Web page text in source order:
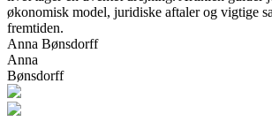
økonomisk model, juridiske aftaler og vigtige
fremtiden.
Anna Bønsdorff
Anna
Bønsdorff